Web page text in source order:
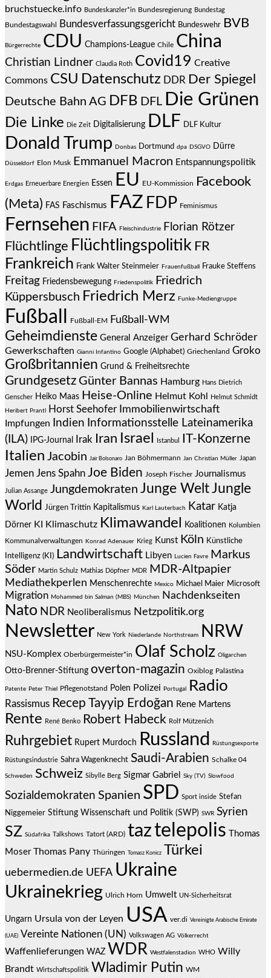
bruchstuecke.info Bundeskanzler*in Bundesregierung Bundestag
Bundestagswahl Bundesverfassungsgericht Bundeswehr BVB
Bürgerrechte CDU Champions-League Chile China
Christian Lindner Claudia Roth Covid19 Creative
Commons CSU Datenschutz DDR Der Spiegel
Deutsche Bahn AG DFB DFL Die Grünen
Die Linke Die Zeit Digitalisierung DLF DLF Kultur
Donald Trump Donbas Dortmund dpa DSGVO Dürre
Düsseldorf Elon Musk Emmanuel Macron Entspannungspolitik
Erdgas Erneuerbare Energien Essen EU EU-Kommission
Facebook
(Meta) FAS Faschismus FAZ FDP Feminismus
Fernsehen FIFA Fleischindustrie Florian Rötzer
Flüchtlinge Flüchtlingspolitik FR
Frankreich Frank Walter Steinmeier Frauenfußball Frauke Steffens
Freitag Friedensbewegung Friedenspolitik
Friedrich
Küppersbusch Friedrich Merz Funke-Mediengruppe
Fußball Fußball-EM Fußball-WM
Geheimdienste General Anzeiger Gerhard Schröder
Gewerkschaften Gianni Infantino Google (Alphabet) Griechenland Groko
Großbritannien Grund & Freiheitsrechte
Grundgesetz Günter Bannas Hamburg Hans Dietrich
Genscher Heiko Maas Heise-Online Helmut Kohl Helmut Schmidt
Heribert Prantl Horst Seehofer Immobilienwirtschaft
Impfungen Indien Informationsstelle Lateinamerika
(ILA)
IPG-Journal Irak Iran Israel Istanbul IT-Konzerne
Italien Jacobin Jair Bolsonaro Jan Böhmermann Jan Christian Müller Japan
Jemen Jens Spahn Joe Biden Joseph Fischer Journalismus
Julian Assange Jungdemokraten Junge WeltJungle
World Jürgen Trittin Kapitalismus Karl Lauterbach Katar Katja
Dörner KI Klimaschutz Klimawandel Koalitionen Kolumbien
Kommunalverwaltungen Konrad Adenauer Krieg Kunst Köln Künstliche
Intelligenz (KI) Landwirtschaft Libyen Lucien Favre
Markus
Söder Martin Schulz Mathias Döpfner MDR MDR-Altpapier
Mediathekperlen Menschenrechte Mexico Michael Maier Microsoft
Migration Mohammed bin Salman (MBS) München Nachdenkseiten
Nato NDR Neoliberalismus Netzpolitik.org
Newsletter New York Niederlande Northstream NRW
NSU-Komplex Oberbürgermeister*in Olaf Scholz Oligarchen
Otto-Brenner-Stiftung overton-magazin Oxiblog Palästina
Patente Peter Thiel Pflegenotstand Polen Polizei Portugal Radio
Rassismus Recep Tayyip Erdoğan Rene Martens
Rente René Benko Robert Habeck Rolf Mützenich
Ruhrgebiet Rupert Murdoch Russland Rüstungsexporte
Rüstungsindustrie Sahra Wagenknecht Saudi-Arabien Schalke 04
Schweden Schweiz Sibylle Berg Sigmar Gabriel Sky (TV) Slowfood
Sozialdemokraten Spanien SPD Sport inside Stefan
Niggemeier Stiftung Wissenschaft und Politik (SWP) SWR Syrien
SZ Südafrika Talkshows Tatort (ARD) taztelepolis
Thomas
Moser Thomas Pany Thüringen Tomasz Konicz Türkei
uebermedien.de UEFA Ukraine
Ukrainekrieg Ulrich Horn Umwelt UN-Sicherheitsrat
Ungarn Ursula von der Leyen USA ver.di Vereinigte Arabische Emirate
(UAE) Vereinte Nationen (UN) Volkswagen AG Völkerrecht
Waffenlieferungen WAZ WDR Westfalenstadion WHO Willy
Brandt Wirtschaftspolitik Wladimir Putin WM